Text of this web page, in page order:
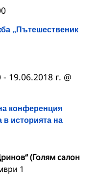
„Пътешественик
конференция
в историята на
- 19.06.2018 г. @
(Голям салон
1